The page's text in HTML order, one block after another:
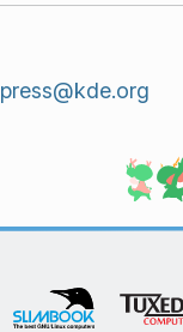
press@kde.org